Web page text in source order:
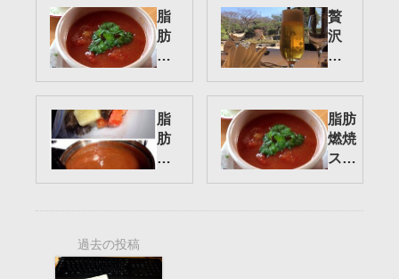
脂
肪
燃
ス
ー
プ
ッ
贅
沢
な
と
と
き
脂
肪
燃
の
脂肪
燃焼
スー